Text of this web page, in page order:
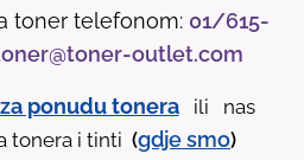
toner telefonom: 01/615-
outlet.com
ponudu tonera
ili nas
tonera i tinti (gdjesmo)